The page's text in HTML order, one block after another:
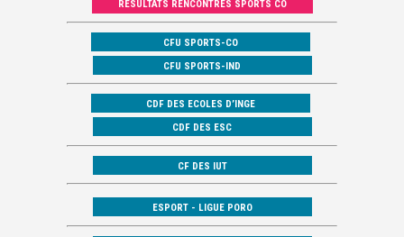
RÉSULTATS RENCONTRES SPORTS CO
CFU SPORTS-CO
CFU SPORTS-IND
CDF DES ECOLES D’INGE
CDF DES ESC
CF DES IUT
ESPORT - LIGUE PORO